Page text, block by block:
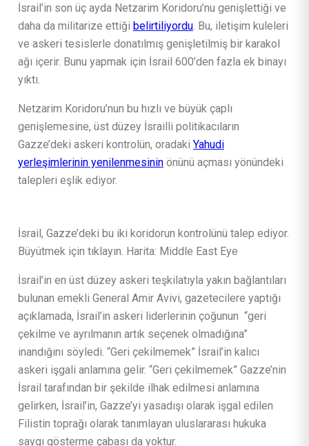
İsrail’in son üç ayda Netzarim Koridoru’nu genişlettiği ve
daha da militarize ettiği belirtiliyordu . Bu, iletişim kuleleri
ve askeri tesislerle donatılmış genişletilmiş bir karakol
ağı içerir. Bunu yapmak için İsrail 600’den fazla ek binayı
yıktı.
Netzarim Koridoru’nun bu hızlı ve büyük çaplı
genişlemesine, üst düzey İsrailli politikacıların
Gazze’deki askeri kontrolün, oradaki Yahudi
yerleşimlerinin yenilenmesinin önünü açması yönündeki
talepleri eşlik ediyor.
İsrail, Gazze’deki bu iki koridorun kontrolünü talep ediyor.
Büyütmek için tıklayın. Harita: Middle East Eye
İsrail’in en üst düzey askeri teşkilatıyla yakın bağlantıları
bulunan emekli General Amir Avivi, gazetecilere yaptığı
açıklamada, İsrail’in askeri liderlerinin çoğunun “geri
çekilme ve ayrılmanın artık seçenek olmadığına”
inandığını söyledi. “Geri çekilmemek” İsrail’in kalıcı
askeri işgali anlamına gelir. “Geri çekilmemek” Gazze’nin
İsrail tarafından bir şekilde ilhak edilmesi anlamına
gelirken, İsrail’in, Gazze’yi yasadışı olarak işgal edilen
Filistin toprağı olarak tanımlayan uluslararası hukuka
saygı gösterme çabası da yoktur.